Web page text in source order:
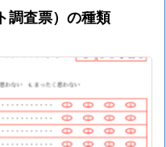
調査票）の種類